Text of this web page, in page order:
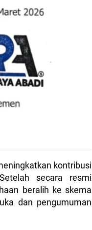
kontribusi
secara resmi
beralih ke skema
dan pengumuman